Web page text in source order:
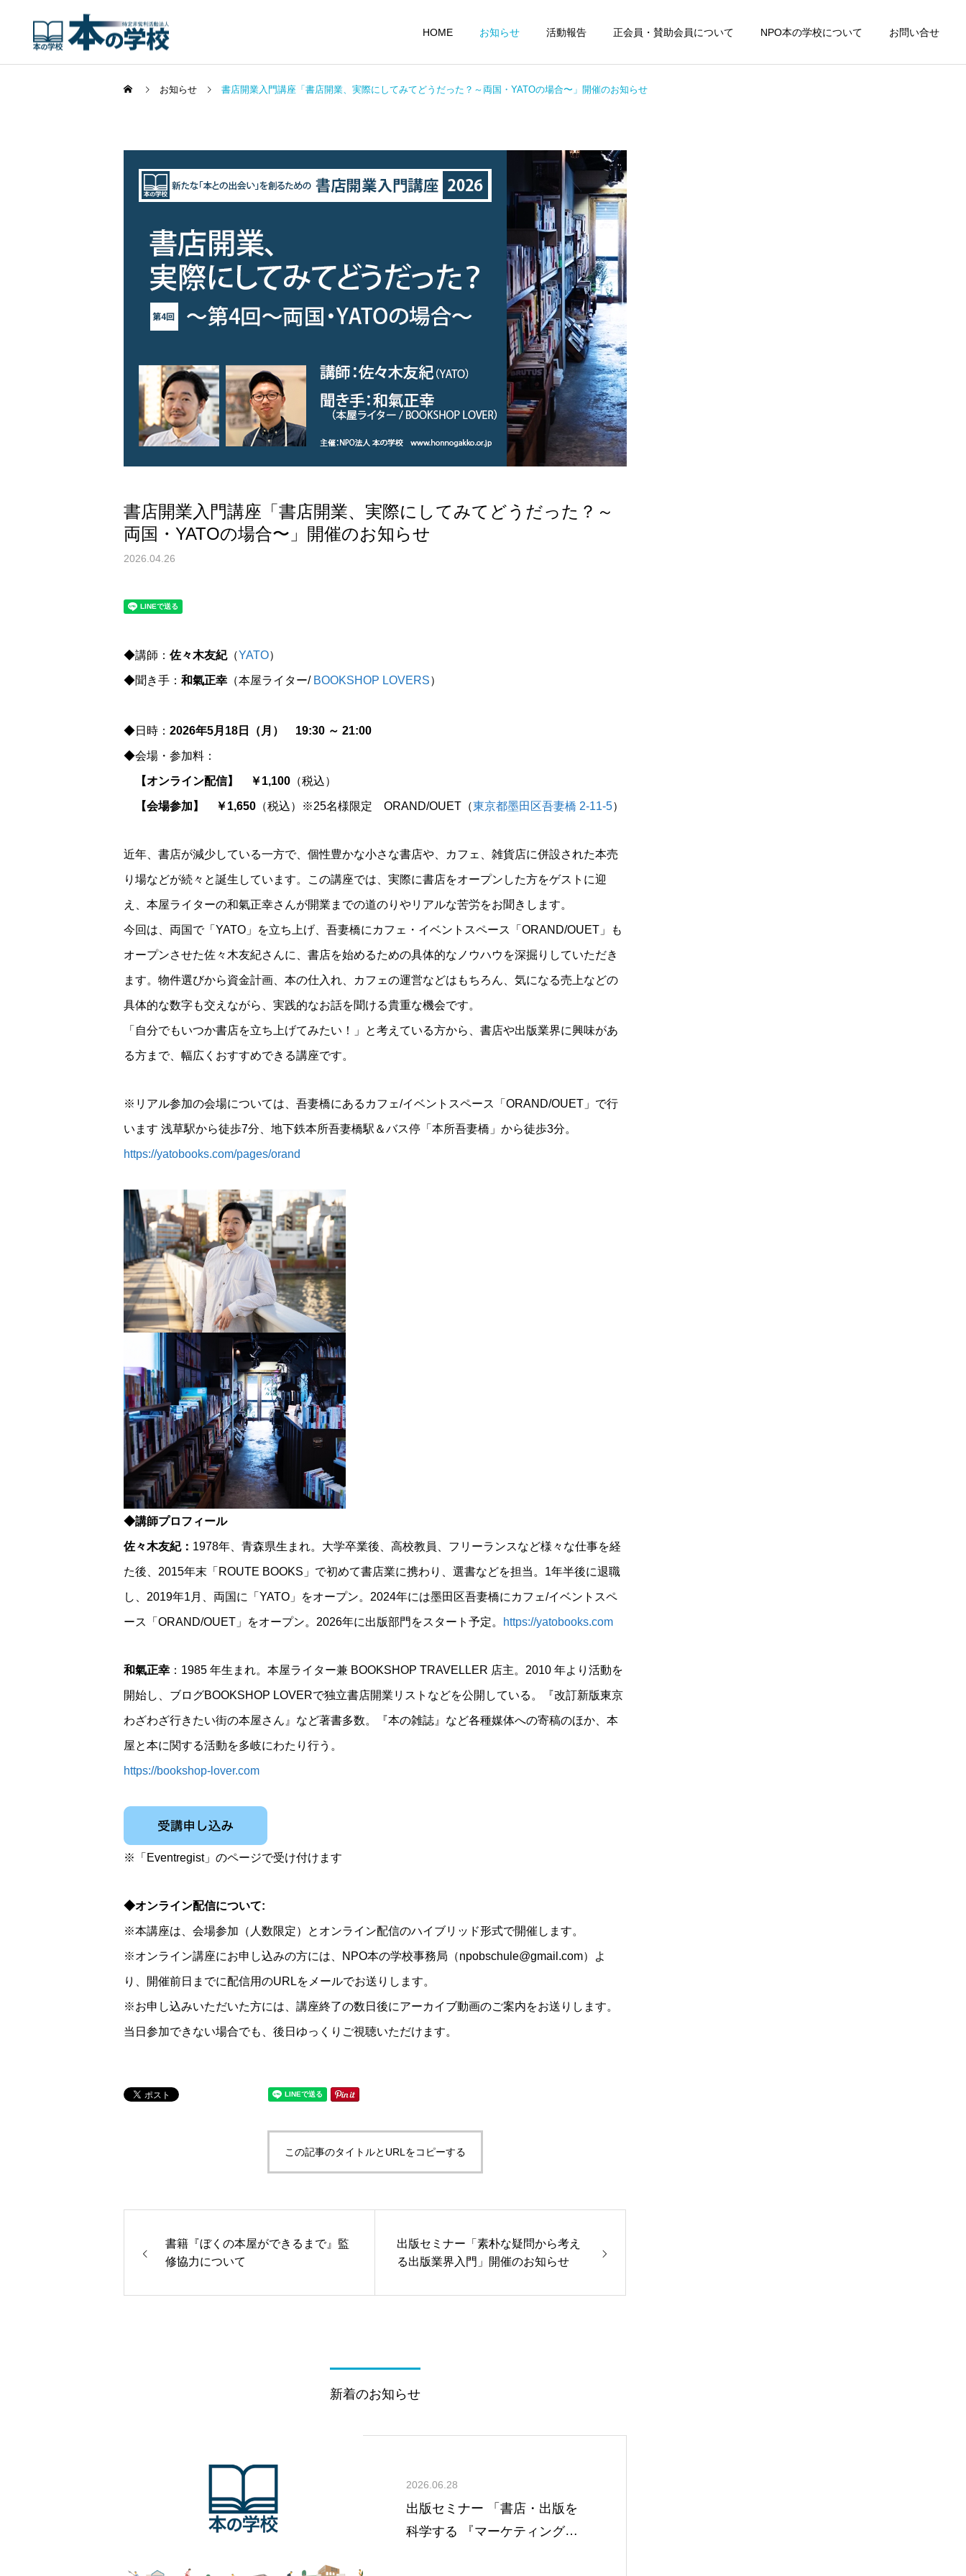
HOME お知らせ 活動報告 正会員・賛助会員について NPO本の学校について お問い合せ
お知らせ 書店開業入門講座「書店開業、実際にしてみてどうだった？～両国・YATOの場合〜」開催のお知らせ
書店開業入門講座「書店開業、実際にしてみてどうだった？～
両国・YATOの場合〜」開催のお知らせ
2026.04.26
◆講師： 佐々木友紀（YATO）
◆聞き手： 和氣正幸 （本屋ライター/ BOOKSHOP LOVERS）
◆日時： 2026年5月18日（月） 19:30 ～ 21:00
◆会場・参加料：
【オンライン配信】 ￥1,100 （税込）
【会場参加】 ￥1,650 （税込）※25名様限定 ORAND/OUET（東京都墨田区吾妻橋 2-11-5）
近年、書店が減少している一方で、個性豊かな小さな書店や、カフェ、雑貨店に併設された本売
り場などが続々と誕生しています。この講座では、実際に書店をオープンした方をゲストに迎
え、本屋ライターの和氣正幸さんが開業までの道のりやリアルな苦労をお聞きします。
今回は、両国で「YATO」を立ち上げ、吾妻橋にカフェ・イベントスペース「ORAND/OUET」も
オープンさせた佐々木友紀さんに、書店を始めるための具体的なノウハウを深掘りしていただき
ます。物件選びから資金計画、本の仕入れ、カフェの運営などはもちろん、気になる売上などの
具体的な数字も交えながら、実践的なお話を聞ける貴重な機会です。
「自分でもいつか書店を立ち上げてみたい！」と考えている方から、書店や出版業界に興味があ
る方まで、幅広くおすすめできる講座です。
※リアル参加の会場については、吾妻橋にあるカフェ/イベントスペース「ORAND/OUET」で行
います 浅草駅から徒歩7分、地下鉄本所吾妻橋駅＆バス停「本所吾妻橋」から徒歩3分。
https://yatobooks.com/pages/orand
◆講師プロフィール
佐々木友紀： 1978年、青森県生まれ。大学卒業後、高校教員、フリーランスなど様々な仕事を経
た後、2015年末「ROUTE BOOKS」で初めて書店業に携わり、選書などを担当。1年半後に退職
し、2019年1月、両国に「YATO」をオープン。2024年には墨田区吾妻橋にカフェ/イベントスペ
ース「ORAND/OUET」をオープン。2026年に出版部門をスタート予定。 https://yatobooks.com
和氣正幸 ：1985 年生まれ。本屋ライター兼 BOOKSHOP TRAVELLER 店主。2010 年より活動を
開始し、ブログBOOKSHOP LOVERで独立書店開業リストなどを公開している。『改訂新版東京
わざわざ行きたい街の本屋さん』など著書多数。『本の雑誌』など各種媒体への寄稿のほか、本
屋と本に関する活動を多岐にわたり行う。
https://bookshop-lover.com
※「Eventregist」のページで受け付けます
◆オンライン配信について:
※本講座は、会場参加（人数限定）とオンライン配信のハイブリッド形式で開催します。
※オンライン講座にお申し込みの方には、NPO本の学校事務局（npobschule@gmail.com）よ
り、開催前日までに配信用のURLをメールでお送りします。
※お申し込みいただいた方には、講座終了の数日後にアーカイブ動画のご案内をお送りします。
当日参加できない場合でも、後日ゆっくりご視聴いただけます。
この記事のタイトルとURLをコピーする
書籍『ぼくの本屋ができるまで』監
修協力について
出版セミナー「素朴な疑問から考え
る出版業界入門」開催のお知らせ
新着のお知らせ
2026.06.28
出版セミナー 「書店・出版を
科学する 『マーケティングの